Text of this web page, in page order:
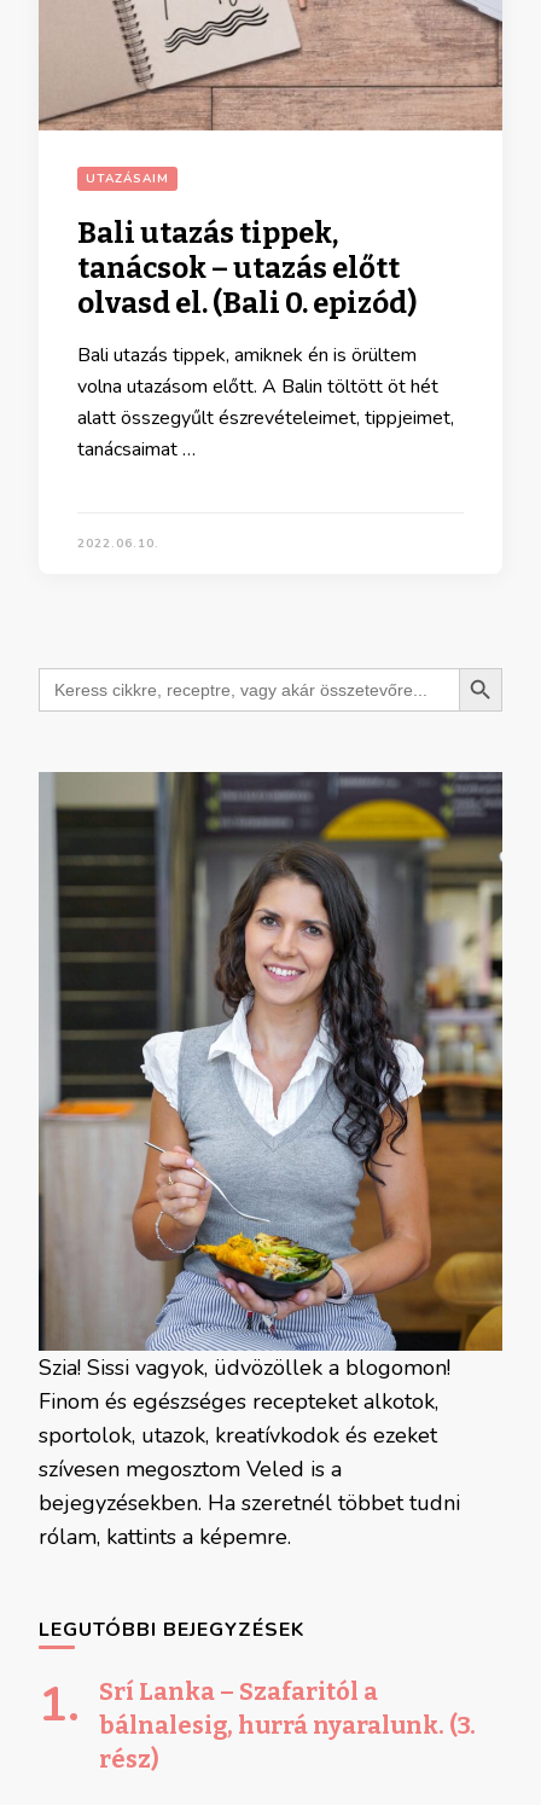
UTAZÁSAIM
Bali utazás tippek,
tanácsok – utazás előtt
olvasd el. (Bali 0. epizód)
Bali utazás tippek, amiknek én is örültem
volna utazásom előtt. A Balin töltött öt hét
alatt összegyűlt észrevételeimet, tippjeimet,
tanácsaimat …
2022.06.10.
Search
for:
Search Button
Szia! Sissi vagyok, üdvözöllek a blogomon!
Finom és egészséges recepteket alkotok,
sportolok, utazok, kreatívkodok és ezeket
szívesen megosztom Veled is a
bejegyzésekben. Ha szeretnél többet tudni
rólam, kattints a képemre.
LEGUTÓBBI BEJEGYZÉSEK
Srí Lanka – Szafaritól a
bálnalesig, hurrá nyaralunk. (3.
rész)